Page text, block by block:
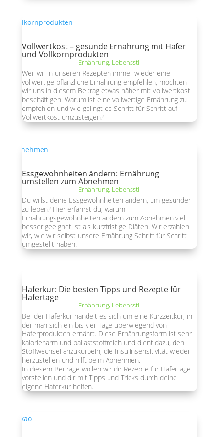
Vollwertkost – gesunde Ernährung mit Hafer
und Vollkornprodukten
Ernährung, Lebensstil
Weil wir in unseren Rezepten immer wieder eine
vollwertige pflanzliche Ernährung empfehlen, möchten
wir uns in diesem Beitrag etwas näher mit Vollwertkost
beschäftigen. Warum ist eine vollwertige Ernährung zu
empfehlen und wie gelingt es Schritt für Schritt auf
Vollwertkost umzusteigen?
Essgewohnheiten ändern: Ernährung
umstellen zum Abnehmen
Ernährung, Lebensstil
Du willst deine Essgewohnheiten ändern, um gesünder
zu leben? Hier erfährst du, warum
Ernährungsgewohnheiten ändern zum Abnehmen viel
besser geeignet ist als kurzfristige Diäten. Wir erzählen
wir, wie wir selbst unsere Ernährung Schritt für Schritt
umgestellt haben.
Haferkur: Die besten Tipps und Rezepte für
Hafertage
Ernährung, Lebensstil
Bei der Haferkur handelt es sich um eine Kurzzeitkur, in
der man sich ein bis vier Tage überwiegend von
Haferprodukten ernährt. Diese Ernährungsform ist sehr
kalorienarm und ballaststoffreich und dient dazu, den
Stoffwechsel anzukurbeln, die Insulinsensitivität wieder
herzustellen und hilft beim Abnehmen.
In diesem Beitrage wollen wir dir Rezepte für Hafertage
vorstellen und dir mit Tipps und Tricks durch deine
eigene Haferkur helfen.